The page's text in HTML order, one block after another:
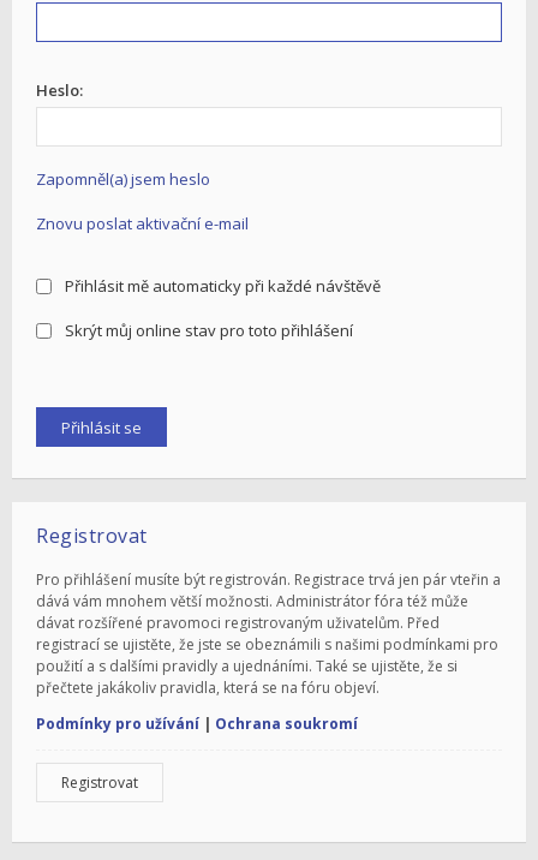
Heslo:
Zapomněl(a) jsem heslo
Znovu poslat aktivační e-mail
Přihlásit mě automaticky při každé návštěvě
Skrýt můj online stav pro toto přihlášení
Registrovat
Pro přihlášení musíte být registrován. Registrace trvá jen pár vteřin a
dává vám mnohem větší možnosti. Administrátor fóra též může
dávat rozšířené pravomoci registrovaným uživatelům. Před
registrací se ujistěte, že jste se obeznámili s našimi podmínkami pro
použití a s dalšími pravidly a ujednáními. Také se ujistěte, že si
přečtete jakákoliv pravidla, která se na fóru objeví.
Podmínky pro užívání | Ochrana soukromí
Registrovat